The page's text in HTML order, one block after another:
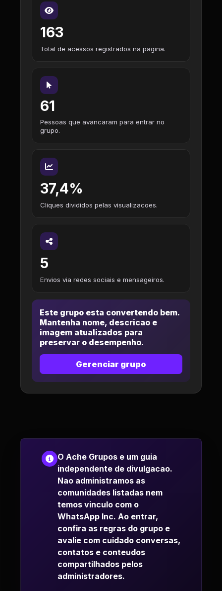
163
Total de acessos registrados na pagina.
61
Pessoas que avancaram para entrar no
grupo.
37,4%
Cliques divididos pelas visualizacoes.
5
Envios via redes sociais e mensageiros.
Este grupo esta convertendo bem.
Mantenha nome, descricao e
imagem atualizados para
preservar o desempenho.
Gerenciar grupo
O Ache Grupos e um guia
independente de divulgacao.
Nao administramos as
comunidades listadas nem
temos vinculo com o
WhatsApp Inc. Ao entrar,
confira as regras do grupo e
avalie com cuidado conversas,
contatos e conteudos
compartilhados pelos
administradores.